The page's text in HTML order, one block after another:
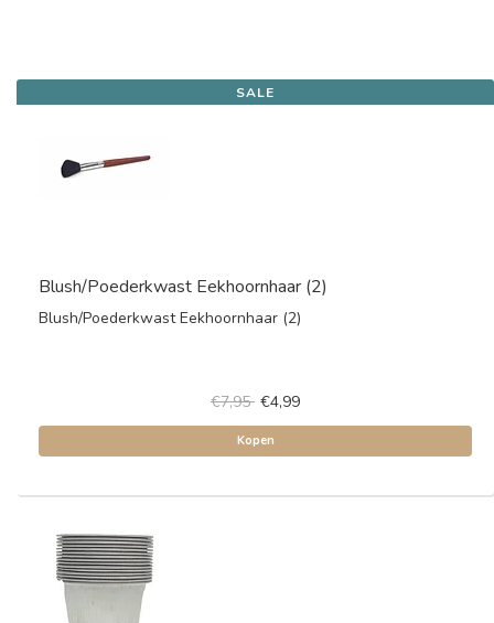
SALE
Blush/Poederkwast Eekhoornhaar (2)
Blush/Poederkwast Eekhoornhaar (2)
€7,95 €4,99
Kopen